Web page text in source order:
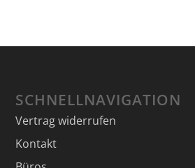
SCHNELLNAVIGATION
Vertrag widerrufen
Kontakt